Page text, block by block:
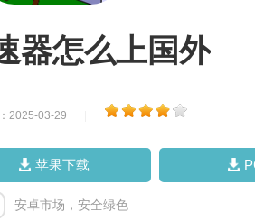
器怎么上国外
2025-03-29
苹果下载
安卓市场，安全绿色